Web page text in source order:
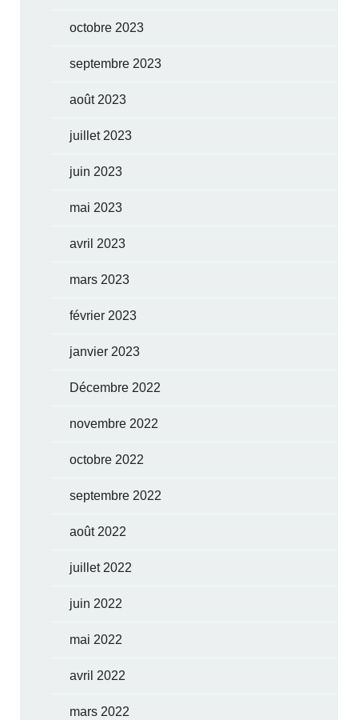
octobre 2023
septembre 2023
août 2023
juillet 2023
juin 2023
mai 2023
avril 2023
mars 2023
février 2023
janvier 2023
Décembre 2022
novembre 2022
octobre 2022
septembre 2022
août 2022
juillet 2022
juin 2022
mai 2022
avril 2022
mars 2022